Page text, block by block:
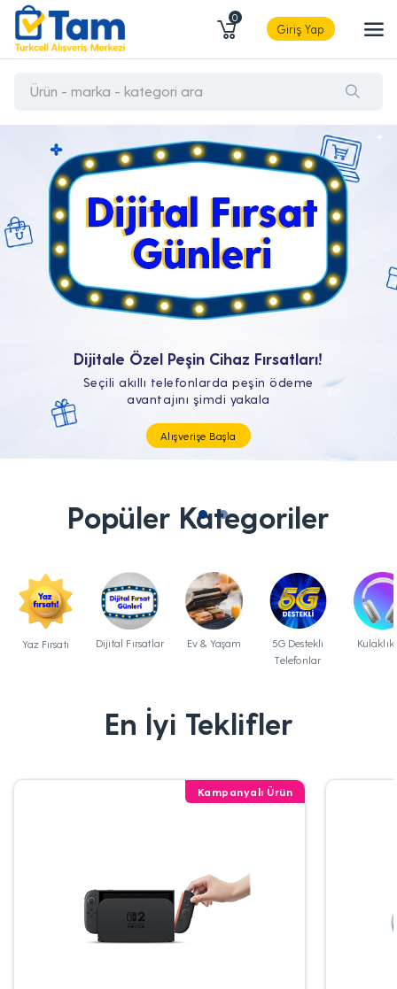
0
Giriş Yap
Tüm Teknolojik İhtiyaçların Tam'da
Popüler Kategoriler
Yaz Fırsatı Dijital Fırsatlar Ev & Yaşam
5G Destekli
Telefonlar
En İyi Teklifler
Kampanyalı Ürün